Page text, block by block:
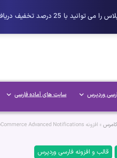
وردپرس سایت های آماده فارسی
» افزونه WooCommerce Advanced Notifications – اعلان پیشرفته ووکامرس
قالب و افزونه فارسی وردپرس